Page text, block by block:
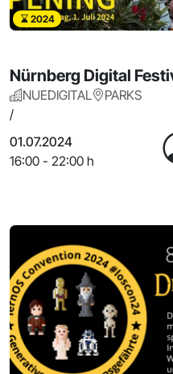
2024
Nürnberg Digital
NUEDIGITAL
PARKS
/
01.07.2024
16:00 - 22:00 h